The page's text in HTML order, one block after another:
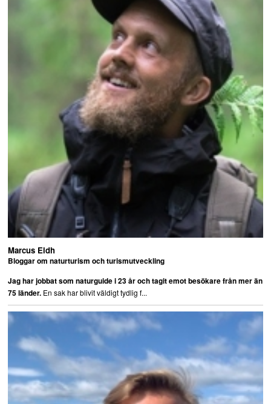
Marcus Eldh
Bloggar om naturturism och turismutveckling
Jag har jobbat som naturguide i 23 år och tagit emot besökare från mer än
75 länder.En sak har blivit väldigt tydlig f...